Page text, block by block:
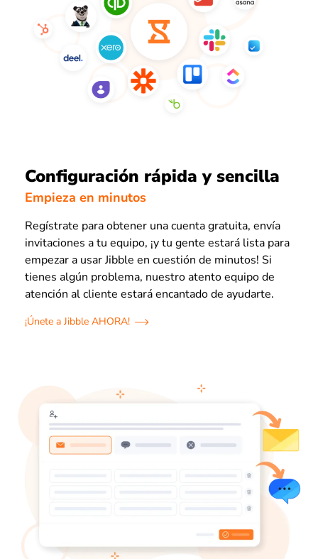
Configuración rápida y sencilla
Empieza en minutos
Regístrate para obtener una cuenta gratuita, envía
invitaciones a tu equipo, ¡y tu gente estará lista para
empezar a usar Jibble en cuestión de minutos! Si
tienes algún problema, nuestro atento equipo de
atención al cliente estará encantado de ayudarte.
¡Únete a Jibble AHORA!